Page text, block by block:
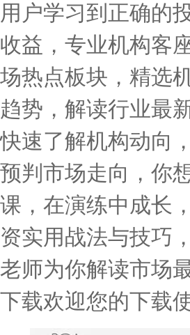
户学习到正确的
益，专业机构客
热点板块，精选
势，解读行业最
速了解机构动向
判市场走向，你
，在演练中成长
实用战法与技巧
师为你解读市场
载欢迎您的下载